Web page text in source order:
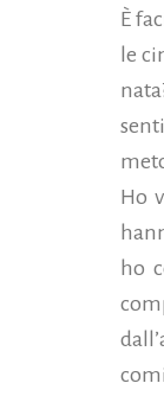
È
le
Ho
ho